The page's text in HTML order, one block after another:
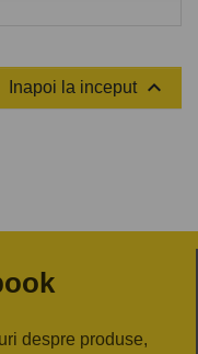
Inapoi la inceput 
despre produse,